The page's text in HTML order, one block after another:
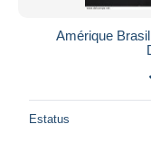
Amérique
Estatus